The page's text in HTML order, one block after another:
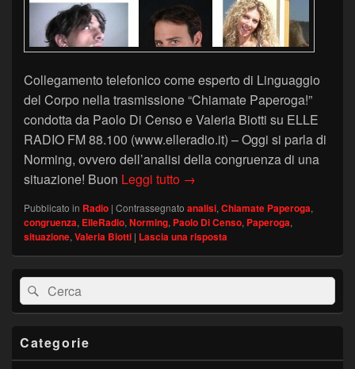
Collegamento telefonico come esperto di Linguaggio
del Corpo nella trasmissione “Chiamate Paperoga!”
condotta da Paolo Di Censo e Valeria Biotti su ELLE
RADIO FM 88.100 (www.elleradio.it) – Oggi si parla di
Norming, ovvero dell’analisi della congruenza di una
situazione! Buon Leggi tutto IL NORMING – “Chiamate
→
Pubblicato in Radio | Contrassegnato analisi,Chiamate Paperoga,
congruenza, ElleRadio,Norming, Paolo Di Censo, Paperoga,
situazione,Valeria Biotti | Lascia una risposta
Area
widget
barra
Cerca:Cerca
Categorie